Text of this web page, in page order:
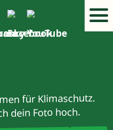
für Klimaschutz.
dein Foto hoch.